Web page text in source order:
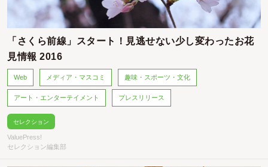
「さくら前線」スタート！見逃せない少し変わったお花
見情報 2016
Web メディア・マスコミ 趣味・スポーツ・文化
アート・エンターテイメント プレスリリース
セレクション
ValuePress!
セレクション編集部